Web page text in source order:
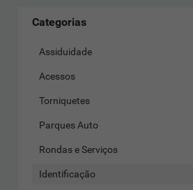
Categorias
Assiduidade
Acessos
Torniquetes
Parques Auto
Rondas e Serviços
Identificação